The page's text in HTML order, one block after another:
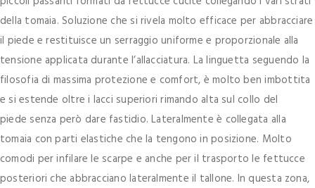
della tomaia. Soluzione che si rivela molto efficace per abbracciare
il piede e restituisce un serraggio uniforme e proporzionale alla
tensione applicata durante l’allacciatura. La linguetta seguendo la
filosofia di massima protezione e comfort, è molto ben imbottita
e si estende oltre i lacci superiori rimando alta sul collo del
piede senza però dare fastidio. Lateralmente è collegata alla
tomaia con parti elastiche che la tengono in posizione. Molto
comodi per infilare le scarpe e anche per il trasporto le fettucce
posteriori che abbracciano lateralmente il tallone. In questa zona,